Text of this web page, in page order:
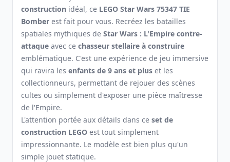
construction idéal, ce LEGO Star Wars 75347 TIE
Bomber est fait pour vous. Recréez les batailles
spatiales mythiques de Star Wars : L'Empire contre-
attaque avec ce chasseur stellaire à construire
emblématique. C'est une expérience de jeu immersive
qui ravira les enfants de 9 ans et plus et les
collectionneurs, permettant de rejouer des scènes
cultes ou simplement d'exposer une pièce maîtresse
de l'Empire.
L'attention portée aux détails dans ce set de
construction LEGO est tout simplement
impressionnante. Le modèle est bien plus qu'un
simple jouet statique.